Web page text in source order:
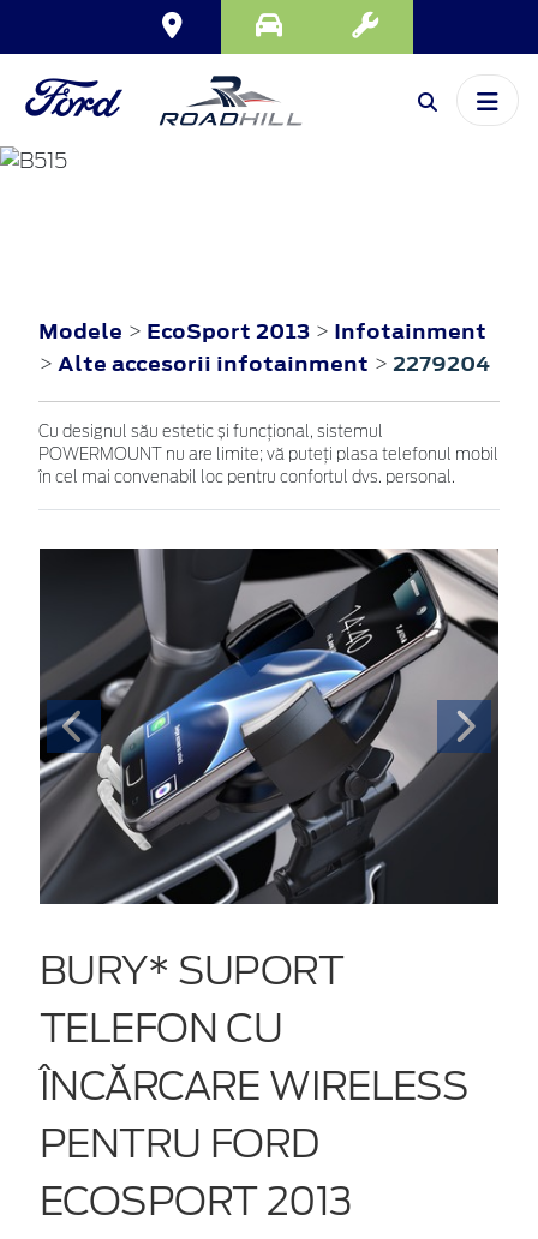
Modele > EcoSport 2013 > Infotainment
> Alte accesorii infotainment > 2279204
Cu designul său estetic și funcțional, sistemul
POWERMOUNT nu are limite; vă puteți plasa telefonul mobil
în cel mai convenabil loc pentru confortul dvs. personal.
BURY* SUPORT
TELEFON CU
ÎNCĂRCARE WIRELESS
PENTRU FORD
ECOSPORT 2013